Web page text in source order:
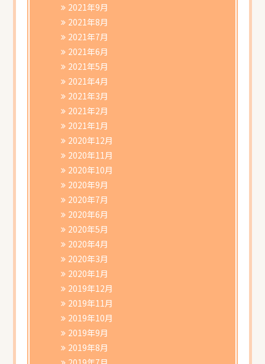
2021年9月
2021年8月
2021年7月
2021年6月
2021年5月
2021年4月
2021年3月
2021年2月
2021年1月
2020年12月
2020年11月
2020年10月
2020年9月
2020年7月
2020年6月
2020年5月
2020年4月
2020年3月
2020年1月
2019年12月
2019年11月
2019年10月
2019年9月
2019年8月